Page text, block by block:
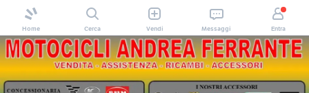
Home Cerca Vendi Messaggi Entra